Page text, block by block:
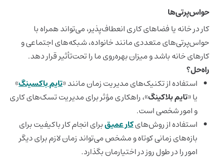
حواس‌پرتی‌ها
کار در خانه یا فضاهای کاری انعطاف‌پذیر، می‌تواند همراه با
حواس‌پرتی‌های متعددی مانند خانواده، شبکه‌های اجتماعی و
کارهای خانه باشد و میزان بهره‌روی ما را تحت‌تأثیر قرار دهد.
راه‌حل؟
استفاده از تکنیک‌های مدیریت زمان مانند «تایم باکسینگ»
یا «تایم بلاکینگ»، راهکاری مؤثر برای مدیریت تسک‌های کاری
و امور شخصی است.
استفاده از روش‌هایکار عمیقبرای انجام کار باکیفیت برای
بازه‌های زمانی کوتاه و مشخص می‌تواند زمان لازم برای دیگر
امور را در طول روز در اختیارمان بگذارد.